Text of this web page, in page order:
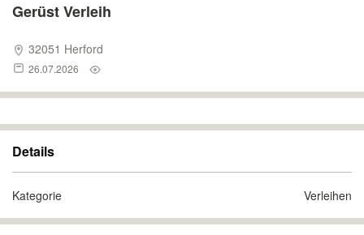
Gerüst Verleih
32051 Herford
26.07.2026
Details
Kategorie Verleihen